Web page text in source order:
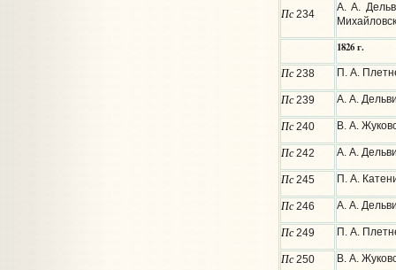
Пс234
А. А.
1826 г.
Пс238 П. А.
Пс239 А. А.
Пс240 В. А.
Пс242 А. А.
Пс245 П. А.
Пс246 А. А.
Пс249 П. А.
Пс250 В. А.